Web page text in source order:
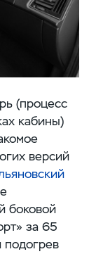
(процесс
кабины)
версий
боковой
за 65
подогрев